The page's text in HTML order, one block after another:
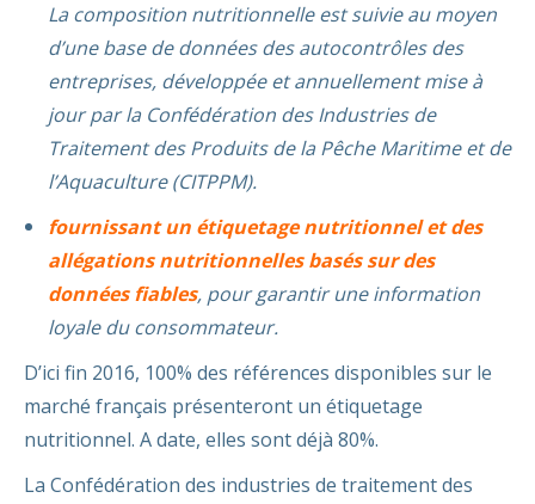
La composition nutritionnelle est suivie au moyen
d’une base de données des autocontrôles des
entreprises, développée et annuellement mise à
jour par la Confédération des Industries de
Traitement des Produits de la Pêche Maritime et de
l’Aquaculture (CITPPM).
fournissant un étiquetage nutritionnel et des
allégations nutritionnelles basés sur des
données fiables, pour garantir une information
loyale du consommateur.
D’ici fin 2016, 100% des références disponibles sur le
marché français présenteront un étiquetage
nutritionnel. A date, elles sont déjà 80%.
La Confédération des industries de traitement des